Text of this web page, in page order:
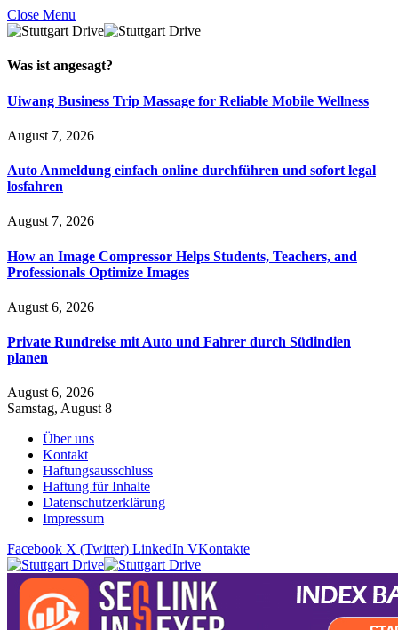
Close Menu
Was ist angesagt?
Uiwang Business Trip Massage for Reliable Mobile Wellness
August 7, 2026
Auto Anmeldung einfach online durchführen und sofort legal
losfahren
August 7, 2026
How an Image Compressor Helps Students, Teachers, and
Professionals Optimize Images
August 6, 2026
Private Rundreise mit Auto und Fahrer durch Südindien
planen
August 6, 2026
Samstag, August 8
Über uns
Kontakt
Haftungsausschluss
Haftung für Inhalte
Datenschutzerklärung
Impressum
Facebook X (Twitter) LinkedIn VKontakte